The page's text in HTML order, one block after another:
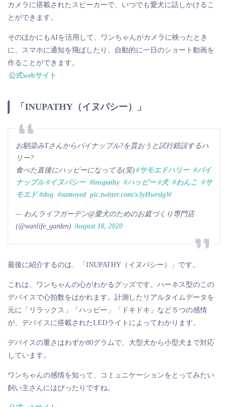
カメラに搭載されたスピーカーで、いつでも愛犬に話しかけるこ
とができます。
そのほかにもAIを活用して、ワンちゃんがカメラに映ったとき
に、スマホに通知を飛ばしたり、自動的に一日のショート動画を
作ることができます。
公式webサイト
「INUPATHY（イヌパシー）」
お馴染みTさんからパイナップル?を貰おうと試行錯誤するハ
リー?
食べた直後にハッピーになってる(笑)#サモエドハリー #パイ
ナップル #イヌパシー #inupathy #ハッピー #犬 #わんこ #サ
モエド #dog #samoyed pic.twitter.com/x3yHwrslgW
— わんライフガーデン@愛犬のためのお庭づくり専門店
(@wanlife_garden) August 18, 2020
最後に紹介するのは、「INUPATHY（イヌパシー）」です。
これは、ワンちゃんの心がわかるグッズです。ハーネス型のこの
デバイスで心拍数をはかれます。計測したリアルタイムデータを
元に「リラックス」「ハッピー」「ドキドキ」など５つの感情
が、デバイスに搭載されたLEDライトによってわかります。
デバイスの重さはわずか80グラムで、大型犬から小型犬まで対応
しています。
ワンちゃんの感情を知って、コミュニケーションをとってみたい
飼い主さんにはぴったりですね。